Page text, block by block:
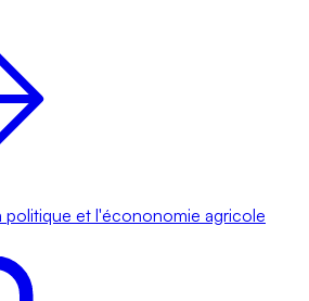
politique et l'écononomie agricole